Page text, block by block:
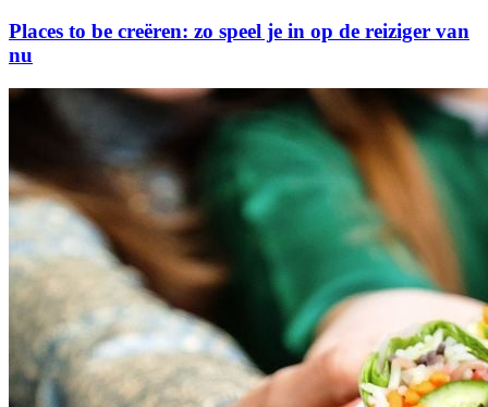
Places to be creëren: zo speel je in op de reiziger van
nu